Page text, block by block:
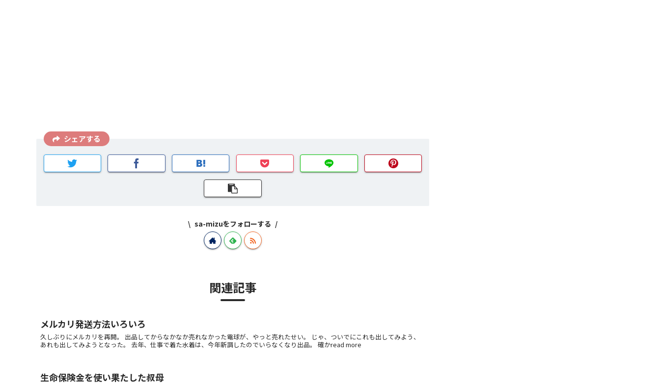
シェアする
sa-mizuをフォローする
関連記事
メルカリ発送方法いろいろ
久しぶりにメルカリを再開。 出品してからなかなか売れなかった電球が、やっと売れたせい。 じゃ、ついでにこれも出してみよう、
あれも出してみようとなった。 去年、仕事で着た水着は、今年新調したのでいらなくなり出品。 確かread more
生命保険金を使い果たした叔母